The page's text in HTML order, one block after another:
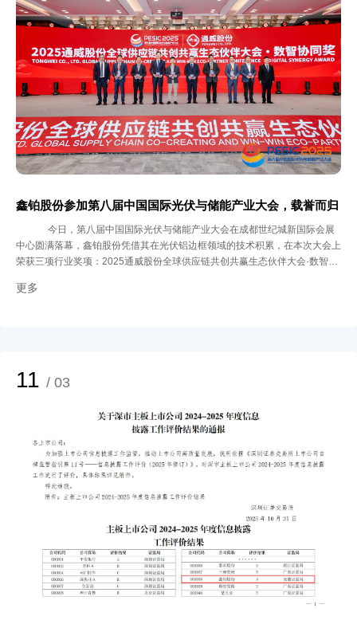
度，实现“人才共育、过程共管、成果共享”。
鑫铂股份参加第八届中国国际光伏与储能产业大会，载誉而归
今日，第八届中国国际光伏与储能产业大会在成都世纪城新国际会展
中心圆满落幕，鑫铂股份凭借其在光伏铝边框领域的技术积累，在本次大会上
荣获三项行业奖项：2025通威股份全球供应链共创共赢生态伙伴大会·数智协
国国际光伏与储能产业大会全球合作伙伴&卓越企业奖，彰显了行业对其专业
领域的先进产品及技术实力，向业界传递了以创新驱动高质量发展的理念。面
对光伏铝边框行业的激烈竞争，鑫铂股份在未来几年内将持续发力，提升产品
方面做大，在别人所专所精的环节有效配合。鑫铂股份作为光伏铝边框领域的
龙头企业，多年来与多家重点光伏企业保持紧密合作，共同抵御市场不确定性
带来的风险。同时，鑫铂股份通过技术升级、数智化打造与多元化布局，积极
参与并推动光储产业的健康发展。其发展路径印证了中国光储企业的成长轨迹
——以技术立身，靠品质取胜，依合作共赢。
更多
11 / 03